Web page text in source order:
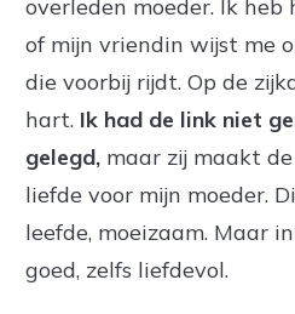
overleden moeder. Ik heb
of mijn vriendin wijst me
die voorbij rijdt. Op de
hart. Ik had de link niet
gelegd, maar zij maakt
liefde voor mijn moeder.
leefde, moeizaam. Maar
goed, zelfs liefdevol.